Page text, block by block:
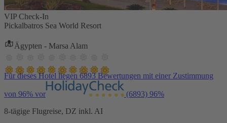
VIP Check-In
Pickalbatros Sea World Resort
Ägypten - Marsa Alam
Für dieses Hotel liegen 6893 Bewertungen mit einer Zustimmung
von 96% vor (6893) 96%
8-tägige Flugreise, DZ inkl. AI